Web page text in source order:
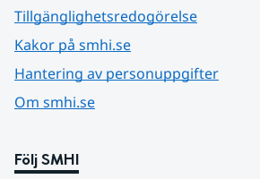
Tillgänglighetsredogörelse
Kakor på smhi.se
Hantering av personuppgifter
Om smhi.se
Följ SMHI